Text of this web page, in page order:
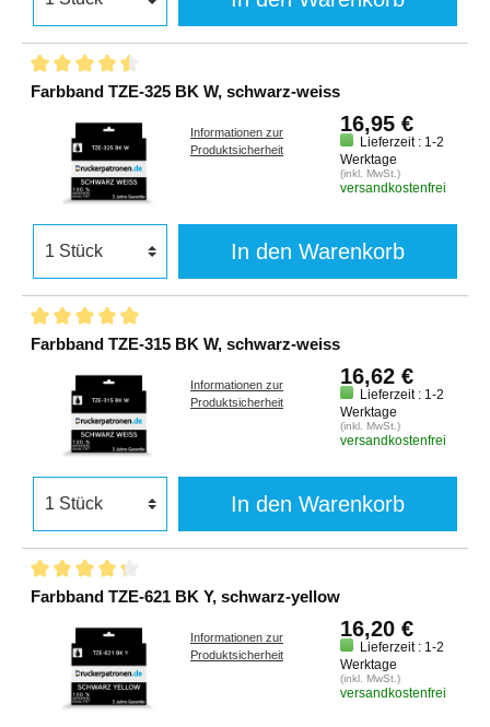
Farbband TZE-325 BK W, schwarz-weiss
Informationen zur
Produktsicherheit
16,95 €
Lieferzeit : 1-2
Werktage
(inkl. MwSt.)
versandkostenfrei
In den Warenkorb
Farbband TZE-315 BK W, schwarz-weiss
Informationen zur
Produktsicherheit
16,62 €
Lieferzeit : 1-2
Werktage
(inkl. MwSt.)
versandkostenfrei
In den Warenkorb
Farbband TZE-621 BK Y, schwarz-yellow
Informationen zur
Produktsicherheit
16,20 €
Lieferzeit : 1-2
Werktage
(inkl. MwSt.)
versandkostenfrei